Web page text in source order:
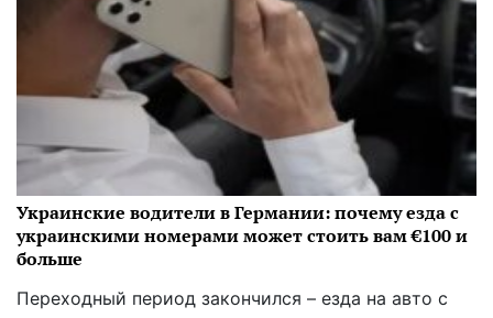
Украинские водители в Германии: почему езда с
украинскими номерами может стоить вам €100 и
больше
Переходный период закончился – езда на авто с